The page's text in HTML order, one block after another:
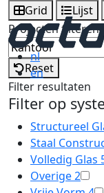
nl
en
Grid Lijst
Projecten filteren
Reset
Filter resultaten
Filter op
Structureel
Staal
Volledig Glas
Overige2